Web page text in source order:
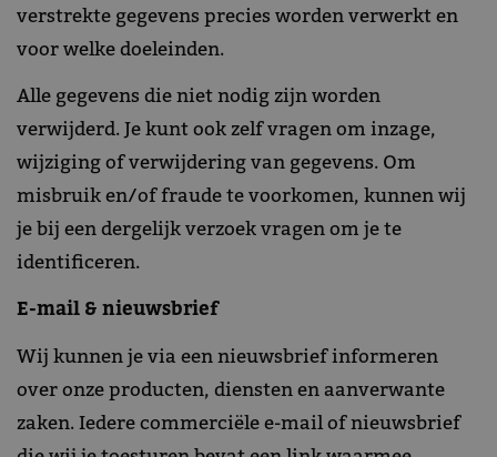
verstrekte gegevens precies worden verwerkt en
voor welke doeleinden.
Alle gegevens die niet nodig zijn worden
verwijderd. Je kunt ook zelf vragen om inzage,
wijziging of verwijdering van gegevens. Om
misbruik en/of fraude te voorkomen, kunnen wij
je bij een dergelijk verzoek vragen om je te
identificeren.
E-mail & nieuwsbrief
Wij kunnen je via een nieuwsbrief informeren
over onze producten, diensten en aanverwante
zaken. Iedere commerciële e-mail of nieuwsbrief